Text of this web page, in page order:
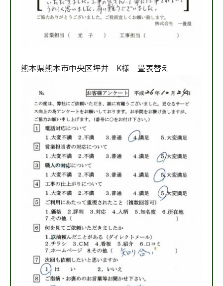
熊本県熊本市中央区坪井 K様 畳表替え